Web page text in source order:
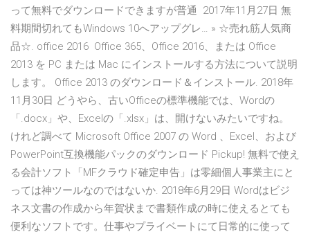
って無料でダウンロードできますが普通 2017年11月27日 無
料期間切れてもWindows 10へアップグレ… » ☆売れ筋人気商
品☆. office 2016 Office 365、Office 2016、または Office
2013 を PC または Mac にインストールする方法について説明
します。 Office 2013 のダウンロード＆インストール. 2018年
11月30日 どうやら、古いOfficeの標準機能では、Wordの
「.docx」や、Excelの「.xlsx」は、開けないみたいですね。
けれど調べて Microsoft Office 2007 の Word 、Excel、および
PowerPoint互換機能パックのダウンロード Pickup! 無料で使え
る会計ソフト「MFクラウド確定申告」は零細個人事業主にと
っては神ツールなのではないか. 2018年6月29日 Wordはビジ
ネス文書の作成から年賀状まで書類作成の時に使えるとても
便利なソフトです。仕事やプライベートにて日常的に使って